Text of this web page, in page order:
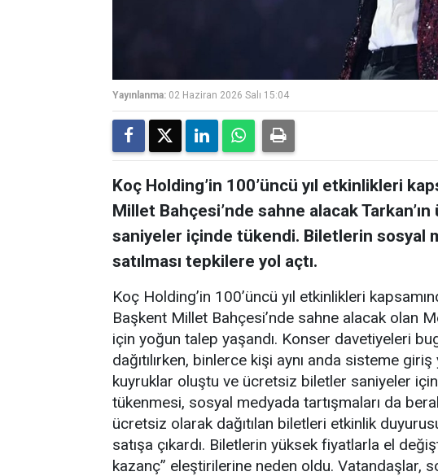
Yayınlanma: 02 Haziran 2026 Salı 15:04
Koç Holding’in 100’üncü yıl etkinlikleri
Millet Bahçesi’nde sahne alacak
saniyeler içinde tükendi. Biletlerin sosyal
satılması tepkilere yol açtı.
Koç Holding’in 100’üncü yıl etkinlikleri
Başkent Millet Bahçesi’nde sahne alacak olan
için yoğun talep yaşandı. Konser davetiyeleri
dağıtılırken, binlerce kişi aynı anda sisteme
kuyruklar oluştu ve ücretsiz biletler saniyeler
tükenmesi, sosyal medyada tartışmaları da
ücretsiz olarak dağıtılan biletleri etkinlik
satışa çıkardı. Biletlerin yüksek fiyatlarla el
kazanç” eleştirilerine neden oldu. Vatandaşlar,